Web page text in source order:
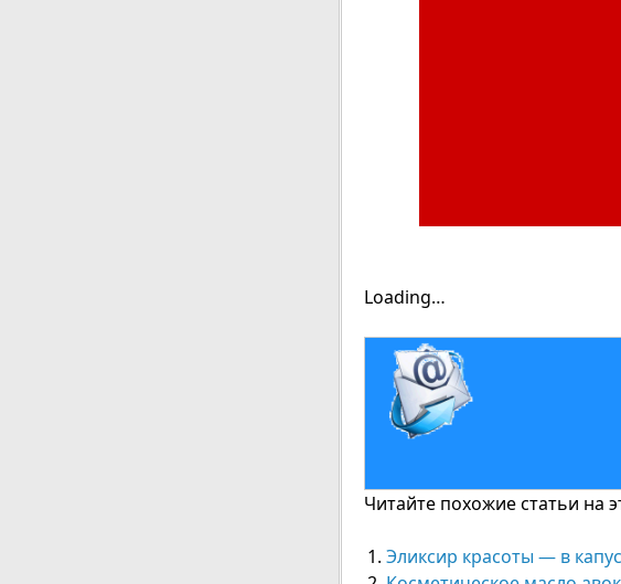
Loading…
Читайте похожие статьи на
Эликсир красоты — в